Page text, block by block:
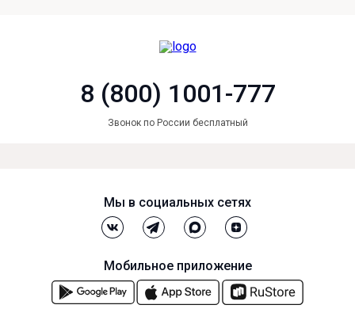
8 (800) 1001-777
Звонок по России бесплатный
Мы в социальных сетях
Мобильное приложение